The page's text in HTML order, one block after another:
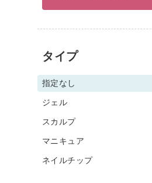
タイプ
指定なし
ジェル
スカルプ
マニキュア
ネイルチップ